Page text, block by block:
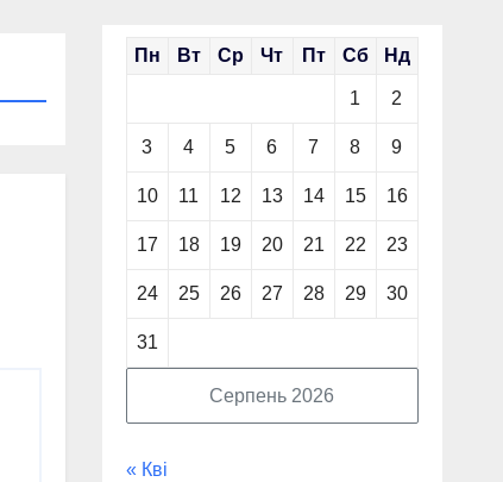
Серпень 2026
Пн Вт Ср Чт Пт Сб Нд
1 2
3 4 5 6 7 8 9
10 11 12 13 14 15 16
17 18 19 20 21 22 23
24 25 26 27 28 29 30
31
« Кві